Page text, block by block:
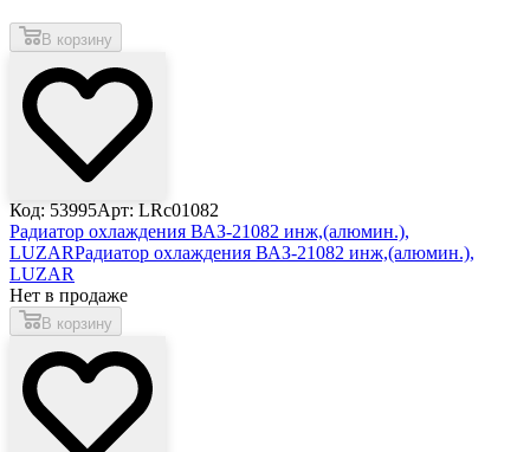
В корзину
Код: 53995Арт: LRc01082
Радиатор охлаждения ВАЗ-21082 инж,(алюмин.),
LUZARРадиатор охлаждения ВАЗ-21082 инж,(алюмин.),
LUZAR
Нет в продаже
В корзину